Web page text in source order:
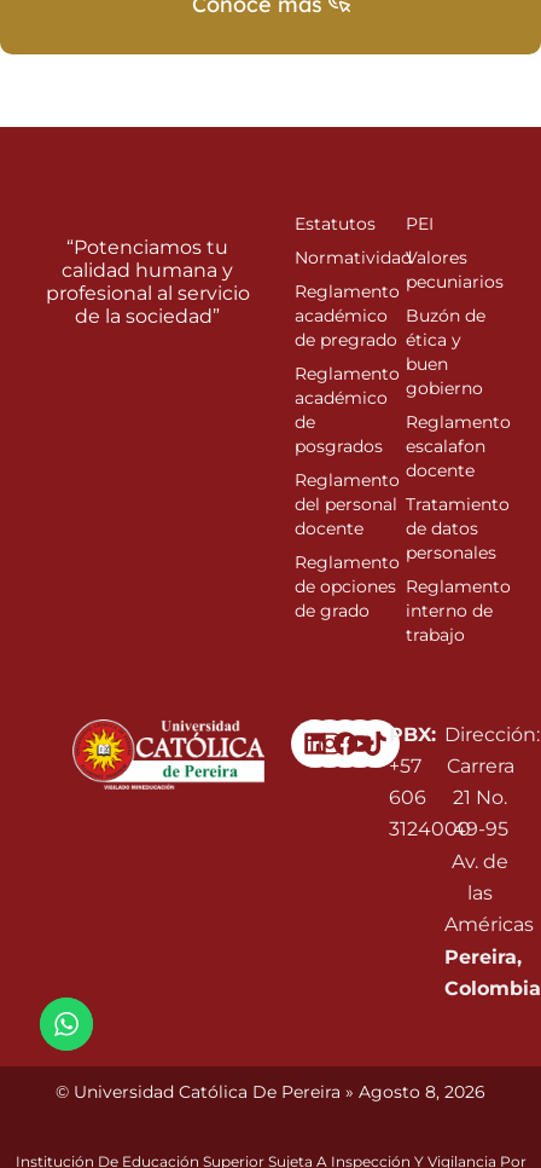
Linkedin
Instagram
Facebook
Youtube
PBX:
+57
606
3124000
Dirección:
Carrera
21 No.
49-95
Av. de
las
Américas
Pereira,
Colombia
“Potenciamos tu
calidad humana y
profesional al servicio
de la sociedad”
Estatutos
Normatividad
Reglamento
académico
de pregrado
Reglamento
académico
de
posgrados
Reglamento
del personal
docente
Reglamento
de opciones
de grado
PEI
Valores
pecuniarios
Buzón de
ética y
buen
gobierno
Reglamento
escalafon
docente
Tratamiento
de datos
personales
Reglamento
interno de
trabajo
© Universidad Católica De Pereira » Agosto 8, 2026
Institución De Educación Superior Sujeta A Inspección Y Vigilancia Por